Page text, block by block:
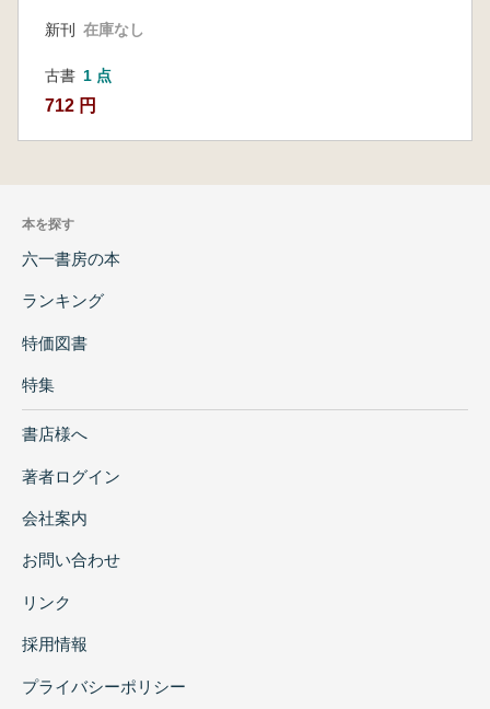
新刊 在庫なし
古書 1 点
712 円
本を探す
六一書房の本
ランキング
特価図書
特集
書店様へ
著者ログイン
会社案内
お問い合わせ
リンク
採用情報
プライバシーポリシー